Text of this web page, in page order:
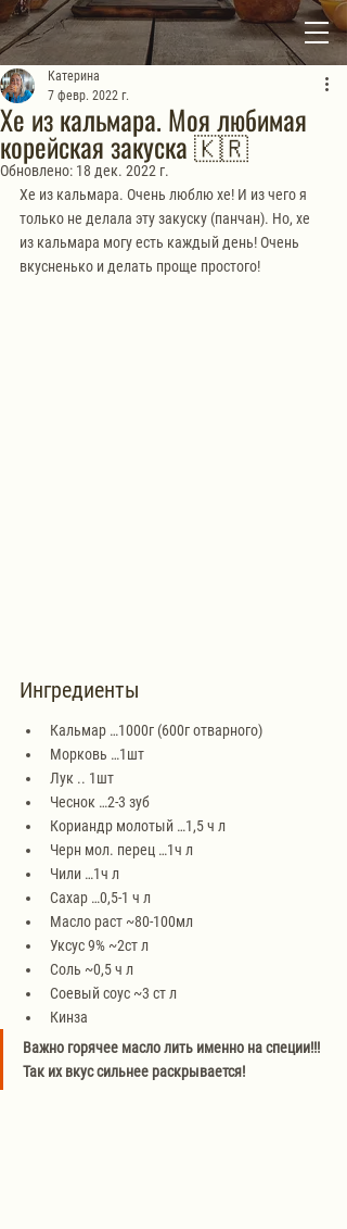
Хе из кальмара. Моя любимая
корейская закуска 🇰🇷
Катерина
7 февр. 2022 г.
Обновлено: 18 дек. 2022 г.
Хе из кальмара. Очень люблю хе! И из чего я
только не делала эту закуску (панчан). Но, хе
из кальмара могу есть каждый день! Очень
вкусненько и делать проще простого!
Ингредиенты
Кальмар …1000г (600г отварного)
Морковь …1шт
Лук .. 1шт
Чеснок …2-3 зуб
Кориандр молотый …1,5 ч л
Черн мол. перец …1ч л
Чили …1ч л
Сахар …0,5-1 ч л
Масло раст ~80-100мл
Уксус 9% ~2ст л
Соль ~0,5 ч л
Соевый соус ~3 ст л
Кинза
Важно горячее масло лить именно на специи!!!
Так их вкус сильнее раскрывается!